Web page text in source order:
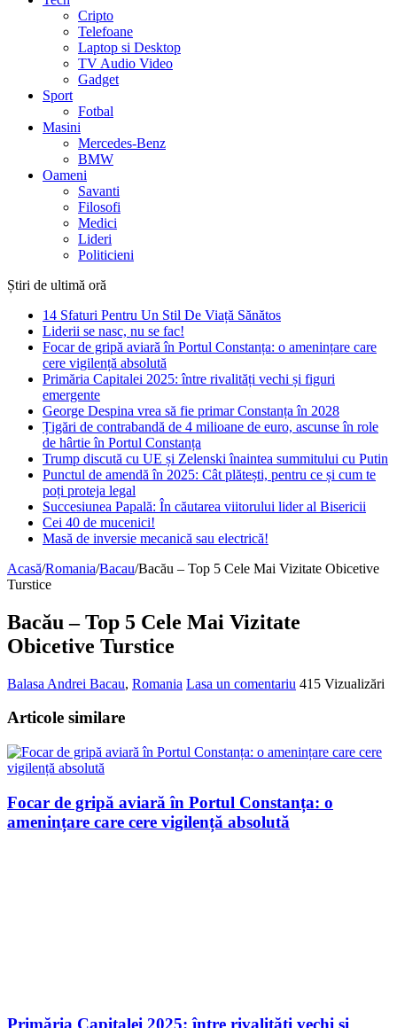
Franta
Paris
Tech
Cripto
Telefoane
TV Audio Video
Gadget
Sport
Fotbal
Masini
Mercedes-Benz
BMW
Oameni
Savanti
Filosofi
Lideri
Știri de ultimă oră
14 Sfaturi Pentru Un Stil De Viață Sănătos
Liderii se nasc, nu se fac!
Focar de gripă aviară în Portul Constanța: o amenințare care
cere vigilență absolută
Primăria Capitalei 2025: între rivalități vechi și figuri
emergente
George Despina vrea să fie primar Constanța în 2028
Țigări de contrabandă de 4 milioane de euro, ascunse în role
de hârtie în Portul Constanța
Trump discută cu UE și Zelenski înaintea summitului cu Putin
Punctul de amendă în 2025: Cât plătești, pentru ce și cum te
poți proteja legal
Cei 40 de mucenici!
Masă de inversie mecanică sau electrică!
Acasă/Romania/Bacau Bacău – Top 5 Cele Mai Vizitate Obicetive
Turstice
Obicetive Turstice
Articole similare